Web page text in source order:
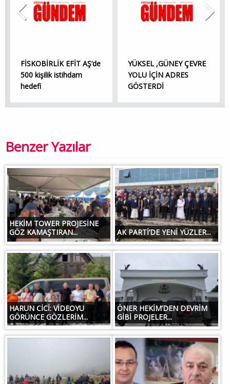
FİSKOBİRLİK EFİT AŞ’de
500 kişilik istihdam
hedefi
YÜKSEL ,GÜNEY ÇEVRE
YOLU İÇİN ADRES
GÖSTERDİ
Benzer Yazılar
HEKİM TOWER PROJESİNE
GÖZ KAMAŞTIRAN...
AK PARTİ’DE YENİ YÜZLER...
HARUN CİCİ: VİDEOYU
GÖRÜNCE GÖZLERİM...
ÖNER HEKİM’DEN DEVRİM
GİBİ PROJELER...